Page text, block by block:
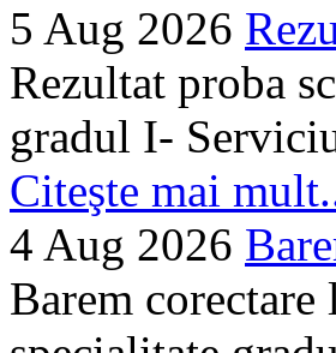
5 Aug 2026
Rezultat proba
gradul I-
Citeşte mai
4 Aug 2026
Barem